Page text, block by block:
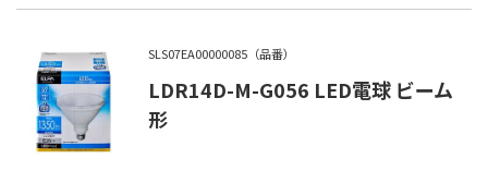
SLS07EA00000085（品番）
LDR14D-M-G056 LED電球 ビーム
形